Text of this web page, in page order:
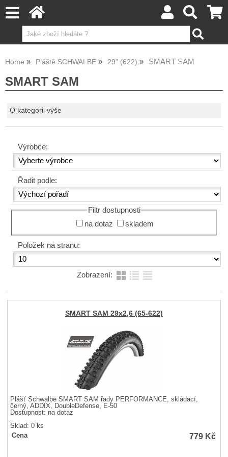
Home Pláště SCHWALBE 29" (622) SMART SAM
SMART SAM
O kategorii výše
Výrobce:
Řadit podle:
Filtr dostupnosti
na dotaz
skladem
Položek na stranu:
Zobrazení:
SMART SAM 29x2,6 (65-622)
Plášť Schwalbe SMART SAM řady PERFORMANCE, skládací,
černý, ADDIX, DoubleDefense, E-50
Dostupnost: na dotaz
Sklad: 0 ks
Cena
779 Kč